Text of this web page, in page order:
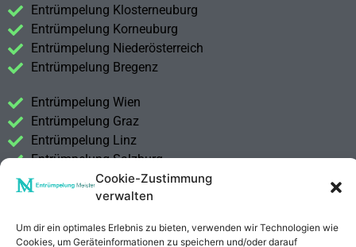
Cookie-Zustimmung
verwalten
Um dir ein optimales Erlebnis zu bieten, verwenden wir Technologien wie
Cookies, um Geräteinformationen zu speichern und/oder darauf
Entrümpelung Klosterneuburg
Entrümpelung Korneuburg
Entrümpelung Niederösterreich
Entrümpelung Bregenz
Entrümpelung Wien
Entrümpelung Graz
Entrümpelung Linz
Entrümpelung Salzburg
Entrümpelung Vorarlberg
Entrümpelung Steiermark
Kontakt